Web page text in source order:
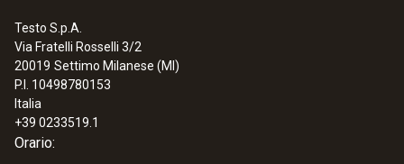
Testo S.p.A.
Via Fratelli Rosselli 3/2
20019 Settimo Milanese (MI)
P.I. 10498780153
Italia
+39 0233519.1
Orario: